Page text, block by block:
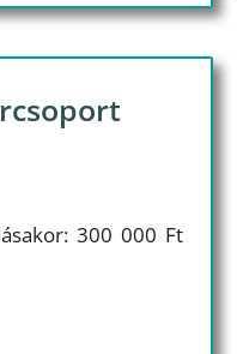
300 000 Ft